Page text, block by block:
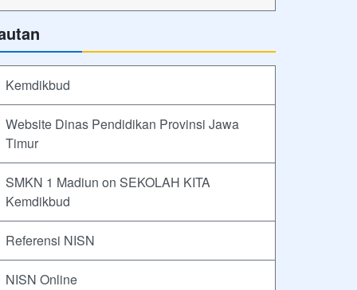
Kemdikbud
Website Dinas Pendidikan Provinsi Jawa
Timur
SMKN 1 Madiun on SEKOLAH KITA
Kemdikbud
Referensi NISN
NISN Online